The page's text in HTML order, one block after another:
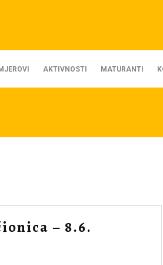
AKTIVNOSTI MATURANTI
– 8.6.